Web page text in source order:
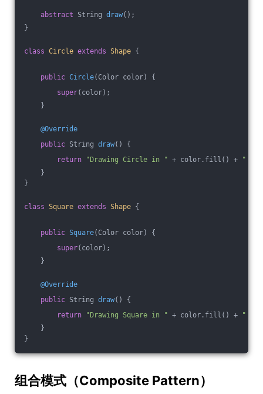
abstract String draw() ;
}
class Circle extends Shape {
public Circle(Color color)
{
super(color);
}
@Override
public String draw()
{
return
"Drawing Circle in " + color.fill() +
"
}
}
class Square extends Shape {
public Square(Color color)
{
super(color);
}
@Override
public String draw()
{
return
"Drawing Square in " + color.fill() +
"
}
}
组合模式（Composite Pattern）